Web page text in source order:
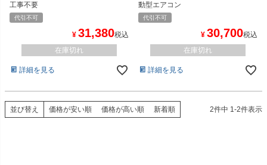
工事不要
代引不可
¥ 31,380税込
在庫切れ
詳細を見る
動型エアコン
代引不可
¥ 30,700税込
在庫切れ
詳細を見る
並び替え 価格が安い順 価格が高い順 新着順 2件中 1-2件表示